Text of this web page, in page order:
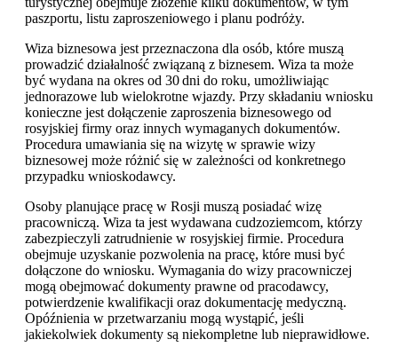
paszportu, listu zaproszeniowego i planu podróży.
Wiza biznesowa jest przeznaczona dla osób, które muszą
prowadzić działalność związaną z biznesem. Wiza ta może
być wydana na okres od 30 dni do roku, umożliwiając
jednorazowe lub wielokrotne wjazdy. Przy składaniu wniosku
konieczne jest dołączenie zaproszenia biznesowego od
rosyjskiej firmy oraz innych wymaganych dokumentów.
Procedura umawiania się na wizytę w sprawie wizy
biznesowej może różnić się w zależności od konkretnego
przypadku wnioskodawcy.
Osoby planujące pracę w Rosji muszą posiadać wizę
pracowniczą. Wiza ta jest wydawana cudzoziemcom, którzy
zabezpieczyli zatrudnienie w rosyjskiej firmie. Procedura
obejmuje uzyskanie pozwolenia na pracę, które musi być
dołączone do wniosku. Wymagania do wizy pracowniczej
mogą obejmować dokumenty prawne od pracodawcy,
potwierdzenie kwalifikacji oraz dokumentację medyczną.
Opóźnienia w przetwarzaniu mogą wystąpić, jeśli
jakiekolwiek dokumenty są niekompletne lub nieprawidłowe.